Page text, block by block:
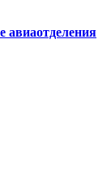
авиаотделения